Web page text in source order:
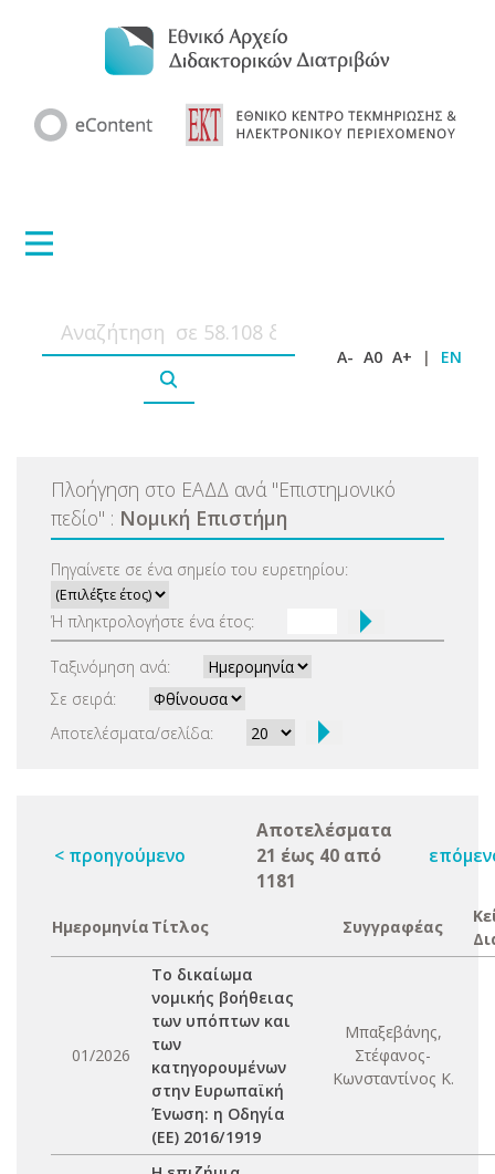
A- A0 A+ | EN
Πλοήγηση στο ΕΑΔΔ ανά "Επιστημονικό
πεδίο" : Νομική Επιστήμη
Πηγαίνετε σε ένα σημείο του ευρετηρίου:
Ή πληκτρολογήστε ένα έτος:
Ταξινόμηση ανά:
Σε σειρά:
Αποτελέσματα/σελίδα:
< προηγούμενο
Αποτελέσματα
21 έως 40 από
1181
Ημερομηνία Τίτλος Συγγραφέας
01/2026
Το δικαίωμα
νομικής βοήθειας
των υπόπτων και
των
κατηγορουμένων
στην Ευρωπαϊκή
Ένωση: η Οδηγία
(ΕΕ) 2016/1919
Μπαξεβάνης,
Στέφανος-
Κωνσταντίνος Κ.